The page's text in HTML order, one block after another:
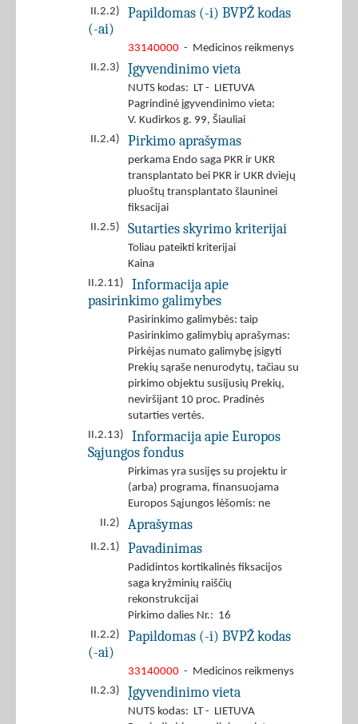
II.2.2)
Papildomas (-i) BVPŽ kodas
(-ai)
33140000 - Medicinos reikmenys
II.2.3)
Įgyvendinimo vieta
NUTS kodas: LT - LIETUVA
Pagrindinė įgyvendinimo vieta:
V. Kudirkos g. 99, Šiauliai
II.2.4)
Pirkimo aprašymas
perkama Endo saga PKR ir UKR
transplantato bei PKR ir UKR dviejų
pluoštų transplantato šlauninei
fiksacijai
II.2.5)
Sutarties skyrimo kriterijai
Toliau pateikti kriterijai
Kaina
II.2.11)
Informacija apie
pasirinkimo galimybes
Pasirinkimo galimybės: taip
Pasirinkimo galimybių aprašymas:
Pirkėjas numato galimybę įsigyti
Prekių sąraše nenurodytų, tačiau su
pirkimo objektu susijusių Prekių,
neviršijant 10 proc. Pradinės
sutarties vertės.
II.2.13)
Informacija apie Europos
Sąjungos fondus
Pirkimas yra susijęs su projektu ir
(arba) programa, finansuojama
Europos Sąjungos lėšomis: ne
II.2)
Aprašymas
II.2.1) Pavadinimas
Padidintos kortikalinės fiksacijos
saga kryžminių raiščių
rekonstrukcijai
Pirkimo dalies Nr.: 16
II.2.2)
Papildomas (-i) BVPŽ kodas
(-ai)
33140000 - Medicinos reikmenys
II.2.3)
Įgyvendinimo vieta
NUTS kodas: LT - LIETUVA